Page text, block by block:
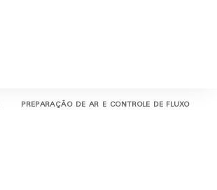
PREPARAÇÃO DE AR E CONTROLE DE FLUXO